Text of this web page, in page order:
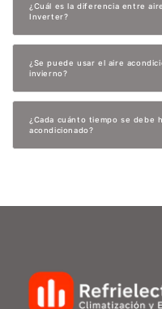
¿Cuál es la diferencia entre
Inverter?
¿Se puede usar el aire
invierno?
¿Cada cuánto tiempo se debe
acondicionado?